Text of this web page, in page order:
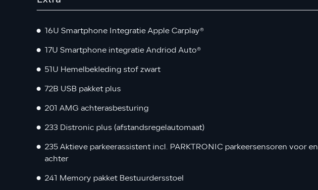
16U Smartphone Integratie Apple Carplay®
17U Smartphone integratie Andriod Auto®
51U Hemelbekleding stof zwart
72B USB pakket plus
201 AMG achterasbesturing
233 Distronic plus (afstandsregelautomaat)
235 Aktieve parkeerassistent incl. PARKTRONIC parkeersensoren voor en
achter
241 Memory pakket Bestuurdersstoel